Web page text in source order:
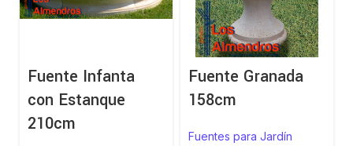
Fuente Infanta
con Estanque
210cm
Fuente Granada
158cm
Fuentes para Jardín